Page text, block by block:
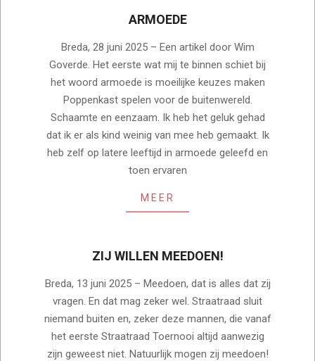
ARMOEDE
28
Breda, 28 juni 2025 – Een artikel door Wim
Goverde. Het eerste wat mij te binnen schiet bij
het woord armoede is moeilijke keuzes maken
Poppenkast spelen voor de buitenwereld.
Schaamte en eenzaam. Ik heb het geluk gehad
dat ik er als kind weinig van mee heb gemaakt. Ik
heb zelf op latere leeftijd in armoede geleefd en
toen ervaren
MEER
ZIJ WILLEN MEEDOEN!
06-
Breda, 13 juni 2025 – Meedoen, dat is alles dat zij
vragen. En dat mag zeker wel. Straatraad sluit
niemand buiten en, zeker deze mannen, die vanaf
het eerste Straatraad Toernooi altijd aanwezig
zijn geweest niet. Natuurlijk mogen zij meedoen!